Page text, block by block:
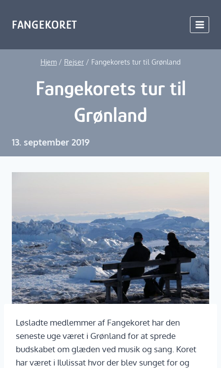
FANGEKORET
Hjem / Rejser / Fangekorets tur til Grønland
Fangekorets tur til
Grønland
13. september 2019
Løsladte medlemmer af Fangekoret har den
seneste uge været i Grønland for at sprede
budskabet om glæden ved musik og sang. Koret
har været i Ilulissat hvor der blev sunget for og